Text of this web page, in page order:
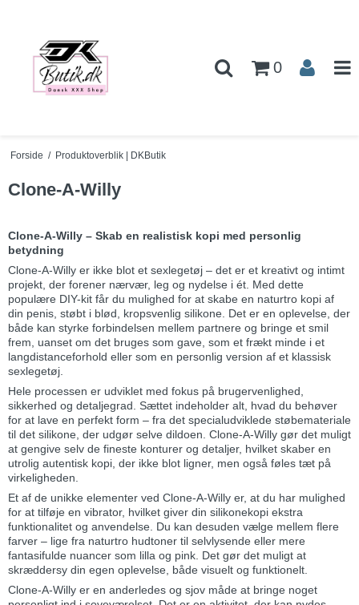
0
Forside / Produktoverblik | DKButik
Clone-A-Willy
Clone-A-Willy – Skab en realistisk kopi med personlig
betydning
Clone-A-Willy er ikke blot et sexlegetøj – det er et kreativt og intimt
projekt, der forener nærvær, leg og nydelse i ét. Med dette
populære DIY-kit får du mulighed for at skabe en naturtro kopi af
din penis, støbt i blød, kropsvenlig silikone. Det er en oplevelse, der
både kan styrke forbindelsen mellem partnere og bringe et smil
frem, uanset om det bruges som gave, som et frækt minde i et
langdistanceforhold eller som en personlig version af et klassisk
sexlegetøj.
Hele processen er udviklet med fokus på brugervenlighed,
sikkerhed og detaljegrad. Sættet indeholder alt, hvad du behøver
for at lave en perfekt form – fra det specialudviklede støbemateriale
til det silikone, der udgør selve dildoen. Clone-A-Willy gør det muligt
at gengive selv de fineste konturer og detaljer, hvilket skaber en
utrolig autentisk kopi, der ikke blot ligner, men også føles tæt på
virkeligheden.
Et af de unikke elementer ved Clone-A-Willy er, at du har mulighed
for at tilføje en vibrator, hvilket giver din silikonekopi ekstra
funktionalitet og anvendelse. Du kan desuden vælge mellem flere
farver – lige fra naturtro hudtoner til selvlysende eller mere
fantasifulde nuancer som lilla og pink. Det gør det muligt at
skræddersy din egen oplevelse, både visuelt og funktionelt.
Clone-A-Willy er en anderledes og sjov måde at bringe noget